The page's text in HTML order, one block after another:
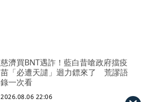
慈濟買BNT遇詐！藍白昔嗆政府擋疫
苗「必遭天譴」迴力鏢來了 荒謬語
錄一次看
2026.08.06 22:06